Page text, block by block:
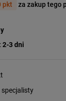
pkt za zakup tego
2-3 dni